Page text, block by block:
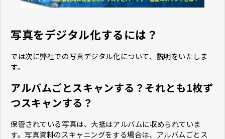
写真をデジタル化するには？
では次に弊社での写真デジタル化について、説明をいたしま
す。
アルバムごとスキャンする？それとも1枚ず
つスキャンする？
保管されている写真は、大抵はアルバムに収められていま
す。写真資料のスキャニングをする場合は、アルバムごとス